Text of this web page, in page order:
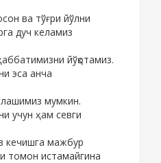
ва тўғри йўлни
дуч келамиз
йўқотамиз.
эса анча
мумкин.
учун ҳам севги
кечишга мажбур
томон истамайгина